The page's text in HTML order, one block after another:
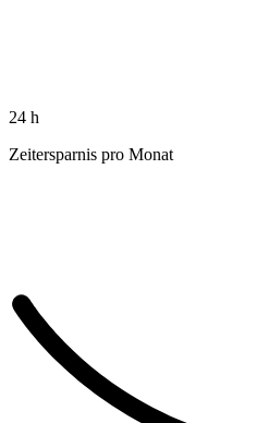
24 h
Zeitersparnis pro Monat